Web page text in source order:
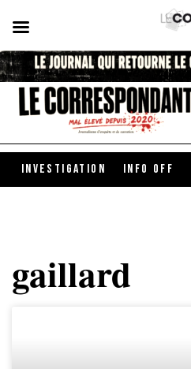
INVESTIGATION INFO OFF
gaillard